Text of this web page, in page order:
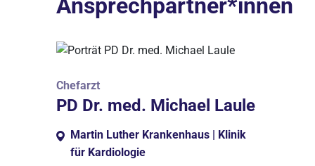
Ansprechpartner*innen
Chefarzt
PD Dr. med. Michael Laule
Martin Luther Krankenhaus | Klinik
für Kardiologie